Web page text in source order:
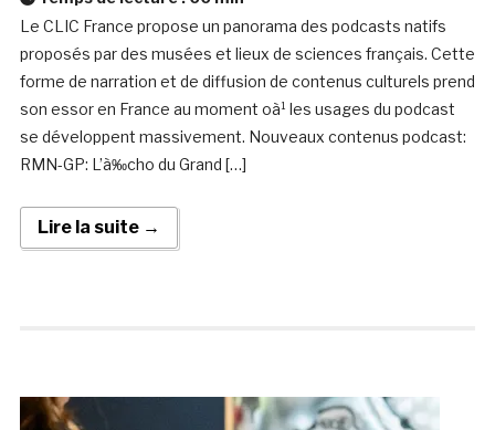
Le CLIC France propose un panorama des podcasts natifs
proposés par des musées et lieux de sciences français. Cette
forme de narration et de diffusion de contenus culturels prend
son essor en France au moment oà¹ les usages du podcast
se développent massivement. Nouveaux contenus podcast:
RMN-GP: L’à‰cho du Grand […]
Lire la suite →